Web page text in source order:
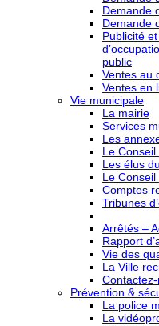
Demande
Demande
Publicité
public
Ventes au
Ventes en
Vie municipale
La mairie
Services
Les
Le
Les élus
Le
Comptes
Tribunes
Arrêtés –
Rapport
Vie des
La Ville
Prévention &
La police
La